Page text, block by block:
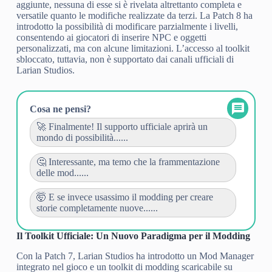
aggiunte, nessuna di esse si è rivelata altrettanto completa e
versatile quanto le modifiche realizzate da terzi. La Patch 8 ha
introdotto la possibilità di modificare parzialmente i livelli,
consentendo ai giocatori di inserire NPC e oggetti
personalizzati, ma con alcune limitazioni. L’accesso al toolkit
sbloccato, tuttavia, non è supportato dai canali ufficiali di
Larian Studios.
Cosa ne pensi?
🚀 Finalmente! Il supporto ufficiale aprirà un
mondo di possibilità......
🤔 Interessante, ma temo che la frammentazione
delle mod......
🤯 E se invece usassimo il modding per creare
storie completamente nuove......
Il Toolkit Ufficiale: Un Nuovo Paradigma per il Modding
Con la Patch 7, Larian Studios ha introdotto un Mod Manager
integrato nel gioco e un toolkit di modding scaricabile su